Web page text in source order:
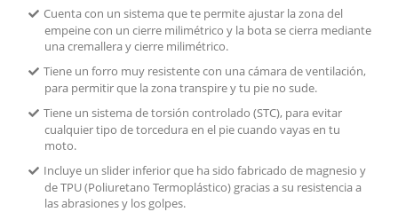
Cuenta con un sistema que te permite ajustar la zona del
empeine con un cierre milimétrico y la bota se cierra mediante
una cremallera y cierre milimétrico.
Tiene un forro muy resistente con una cámara de ventilación,
para permitir que la zona transpire y tu pie no sude.
Tiene un sistema de torsión controlado (STC), para evitar
cualquier tipo de torcedura en el pie cuando vayas en tu
moto.
Incluye un slider inferior que ha sido fabricado de magnesio y
de TPU (Poliuretano Termoplástico) gracias a su resistencia a
las abrasiones y los golpes.